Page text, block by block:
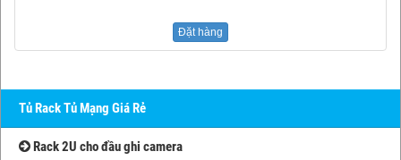
Đặt hàng
Tủ Rack Tủ Mạng Giá Rẻ
Rack 2U cho đầu ghi camera